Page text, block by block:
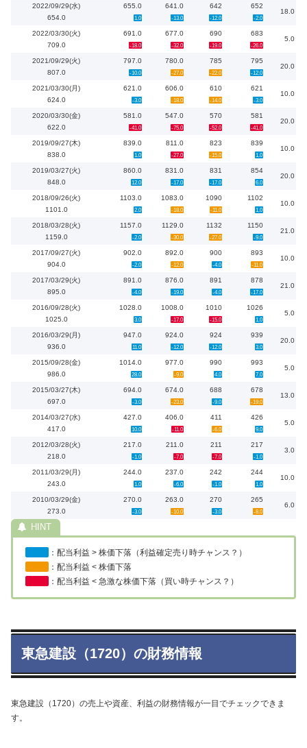
2022/09/29(水)
654.0
655.0
1.0
641.0
-13.0
642
-12.0
652
-2.0
18.0
2022/03/30(火)
709.0
691.0
-18.0
677.0
-32.0
690
-19.0
683
-26.0
5.0
2021/09/29(火)
807.0
797.0
-10.0
780.0
-27.0
785
-22.0
795
-12.0
20.0
2021/03/30(月)
624.0
621.0
-3.0
606.0
-18.0
610
-14.0
621
-3.0
10.0
2020/03/30(金)
622.0
581.0
-41.0
547.0
-75.0
570
-52.0
581
-41.0
20.0
2019/09/27(木)
838.0
839.0
1.0
811.0
-27.0
823
-15.0
839
1.0
10.0
2019/03/27(火)
848.0
860.0
12.0
831.0
-17.0
831
-17.0
854
6.0
20.0
2018/09/26(火)
1101.0
1103.0
2.0
1083.0
-18.0
1090
-11.0
1102
1.0
10.0
2018/03/28(火)
1159.0
1157.0
-2.0
1129.0
-30.0
1132
-27.0
1150
-9.0
21.0
2017/09/27(火)
904.0
902.0
-2.0
892.0
-12.0
900
-4.0
893
-11.0
10.0
2017/03/29(火)
895.0
891.0
-4.0
876.0
-19.0
891
-4.0
878
-17.0
21.0
2016/09/28(火)
1025.0
1028.0
3.0
1008.0
-17.0
1010
-15.0
1026
1.0
5.0
2016/03/29(月)
936.0
947.0
11.0
924.0
-12.0
924
-12.0
939
3.0
20.0
2015/09/28(金)
986.0
1014.0
28.0
977.0
-9.0
990
4.0
993
7.0
5.0
2015/03/27(木)
697.0
694.0
-3.0
674.0
-23.0
688
-9.0
678
-19.0
13.0
2014/03/27(水)
417.0
427.0
10.0
406.0
-11.0
411
-6.0
426
9.0
5.0
2012/03/28(火)
218.0
217.0
-1.0
211.0
-7.0
211
-7.0
217
-1.0
3.0
2011/03/29(月)
243.0
244.0
1.0
237.0
-6.0
242
-1.0
244
1.0
10.0
2010/03/29(金)
273.0
270.0
-3.0
263.0
-10.0
270
-3.0
265
-8.0
6.0
：配当利益 > 株価下落（利益確定売り時チャンス？）
：配当利益 < 株価下落
：配当利益 < 急激な株価下落（買い時チャンス？）
東急建設（1720）の財務情報
東急建設（1720）の売上や資産、利益の財務情報が一目でチェックできま
す。